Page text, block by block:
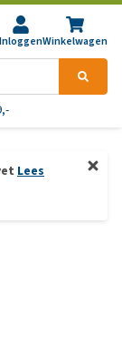
InloggenWinkelwagen
Lees